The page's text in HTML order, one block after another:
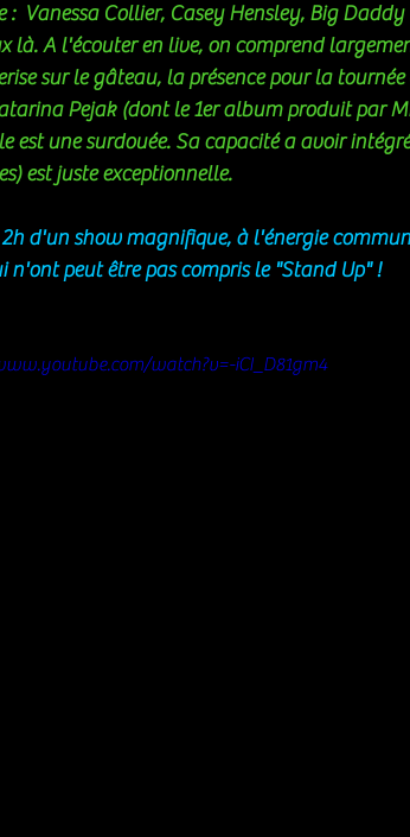
:  Vanessa Collier, Casey Hensley, Big
là. A l'écouter en live, on comprend
sur le gâteau, la présence pour la
Pejak (dont le 1er album produit par
est une surdouée. Sa capacité a avoir
est juste exceptionnelle.
2h d'un show magnifique, à l'énergie
n'ont peut être pas compris le "Stand Up" !
watch?v=-iCI_D81gm4